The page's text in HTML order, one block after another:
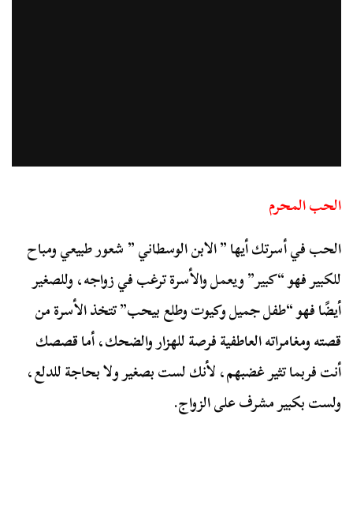
الحب المحرم
الحب في أسرتك أيها ” الابن الوسطاني ” شعور طبيعي ومباح
للكبير فهو “كبير” ويعمل والأسرة ترغب في زواجه، وللصغير
أيضًا فهو “طفل جميل وكيوت وطلع بيحب” تتخذ الأسرة من
قصته ومغامراته العاطفية فرصة للهزار والضحك، أما قصصك
أنت فربما تثير غضبهم، لأنك لست بصغير ولا بحاجة للدلع،
ولست بكبير مشرف على الزواج.